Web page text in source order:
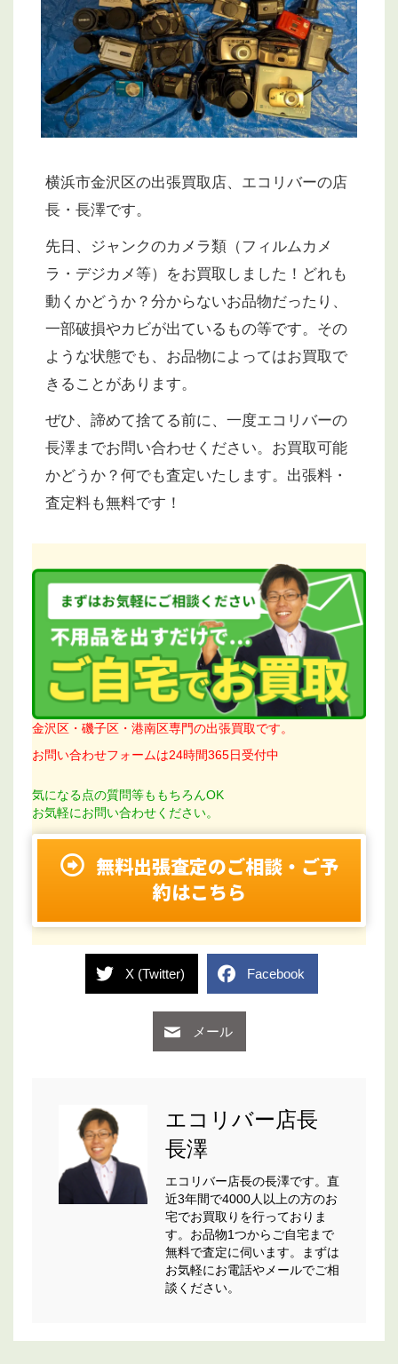
横浜市金沢区の出張買取店、エコリバーの店
長・長澤です。
先日、ジャンクのカメラ類（フィルムカメ
ラ・デジカメ等）をお買取しました！どれも
動くかどうか？分からないお品物だったり、
一部破損やカビが出ているもの等です。その
ような状態でも、お品物によってはお買取で
きることがあります。
ぜひ、諦めて捨てる前に、一度エコリバーの
長澤までお問い合わせください。お買取可能
かどうか？何でも査定いたします。出張料・
査定料も無料です！
金沢区・磯子区・港南区専門の出張買取です。
お問い合わせフォームは24時間365日受付中
気になる点の質問等ももちろんOK
お気軽にお問い合わせください。
無料出張査定のご相談・ご予
約はこちら
X (Twitter) Facebook
メール
エコリバー店長
長澤
エコリバー店長の長澤です。直
近3年間で4000人以上の方のお
宅でお買取りを行っておりま
す。お品物1つからご自宅まで
無料で査定に伺います。まずは
お気軽にお電話やメールでご相
談ください。